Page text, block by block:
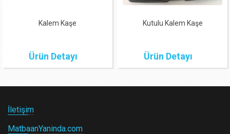
Kalem Kaşe
Ürün Detayı
Kutulu Kalem Kaşe
Ürün Detayı
İletişim
MatbaanYaninda.com